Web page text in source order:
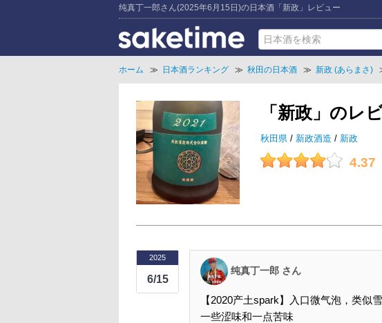
纯真丁一郎さん(2025年6月15日)の日本酒「新政」レビュー
ホーム ≫ 日本酒ランキング ≫ 秋田の日本酒 ≫ 新政 (あらまさ)
「新政」のレ
秋田県 / 新政酒造 / 新政
4.37
2025
6/15
纯真丁一郎 さん
【2020产土spark】入口微气泡，类似
一些涩味和一点苦味